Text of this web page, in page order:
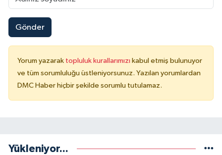
Gönder
Yorum yazarak topluluk kurallarımızı kabul etmiş bulunuyor
ve tüm sorumluluğu üstleniyorsunuz. Yazılan yorumlardan
DMC Haber hiçbir şekilde sorumlu tutulamaz.
Yükleniyor...